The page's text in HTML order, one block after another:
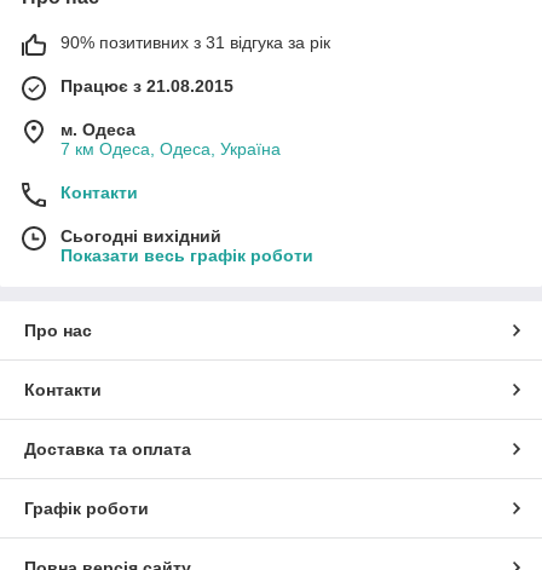
90% позитивних з 31 відгука за рік
Працює з 21.08.2015
м. Одеса
7 км Одеса, Одеса, Україна
Контакти
Сьогодні вихідний
Показати весь графік роботи
Про нас
Контакти
Доставка та оплата
Графік роботи